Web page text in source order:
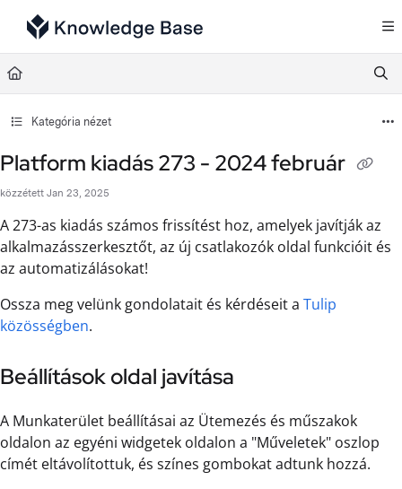
Documentation Index
Fetch the complete documentation index at:
Use this file to discover all available pages before exploring further.
Kategória nézet
Platform kiadás 273 - 2024 február
közzétett Jan 23, 2025
A 273-as kiadás számos frissítést hoz, amelyek javítják az
alkalmazásszerkesztőt, az új csatlakozók oldal funkcióit és
az automatizálásokat!
Ossza meg velünk gondolatait és kérdéseit a Tulip
közösségben.
Beállítások oldal javítása
A Munkaterület beállításai az Ütemezés és műszakok
oldalon az egyéni widgetek oldalon a "Műveletek" oszlop
címét eltávolítottuk, és színes gombokat adtunk hozzá.